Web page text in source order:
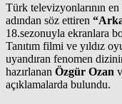
Türk televizyonlarının
adından söz ettiren
18.sezonuyla ekranlara
Tanıtım filmi ve yıldız
uyandıran fenomen
hazırlanan Özgür Ozan
açıklamalarda bulundu.